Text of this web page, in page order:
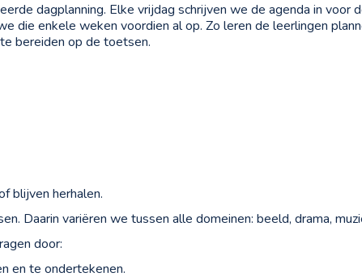
dagplanning. Elke vrijdag schrijven we de agenda in voor
die enkele weken voordien al op. Zo leren de leerlingen
bereiden op de toetsen.
blijven herhalen.
Daarin variëren we tussen alle domeinen: beeld, drama,
door:
en te ondertekenen.